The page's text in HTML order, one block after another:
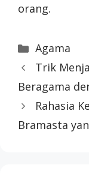
orang.
Categories
Agama
Trik
Beragama
Rahasia
Bramasta